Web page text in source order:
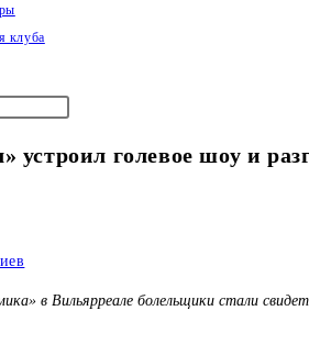
клуба
устроил голевое шоу и
в Вильярреале болельщики стали